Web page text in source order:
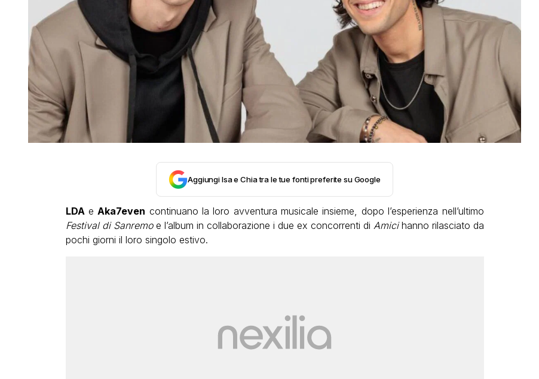
Aggiungi Isa e Chia tra le tue fonti preferite su Google
LDA e Aka7even continuano la loro avventura musicale insieme, dopo l’esperienza nell’ultimo
Festival di Sanremo e l’album in collaborazione i due ex concorrenti di Amicihanno rilasciato da
pochi giorni il loro singolo estivo.